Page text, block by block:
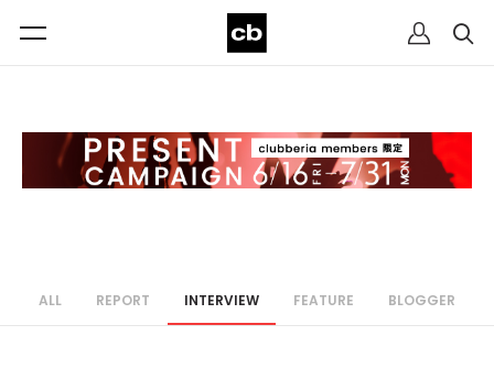
ALL REPORT INTERVIEW FEATURE BLOGGER